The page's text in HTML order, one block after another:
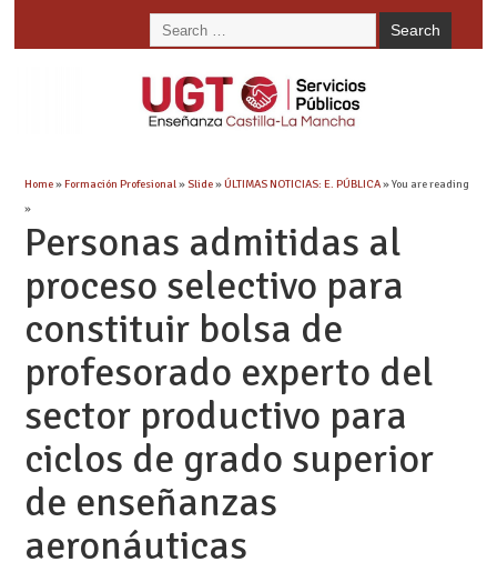
Home»Formación Profesional»Slide»ÚLTIMAS NOTICIAS: E. PÚBLICA» You are reading
»
Personas admitidas al
proceso selectivo para
constituir bolsa de
profesorado experto del
sector productivo para
ciclos de grado superior
de enseñanzas
aeronáuticas